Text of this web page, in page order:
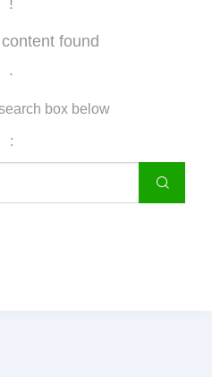
found
.
box below
: